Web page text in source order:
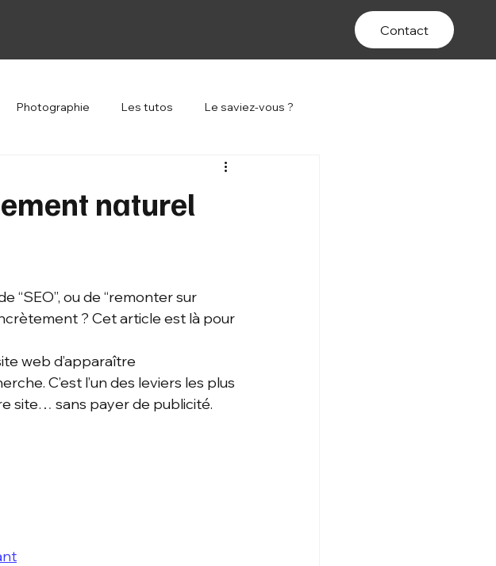
Contact
Photographie Les tutos Le saviez-vous ?
naturel
“SEO”, ou de “remonter sur
? Cet article est là pour
web d’apparaître
C’est l’un des leviers les plus
site… sans payer de publicité.